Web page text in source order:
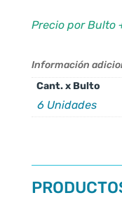
Precio por Bulto
Información
Cant. x Bulto
6 Unidades